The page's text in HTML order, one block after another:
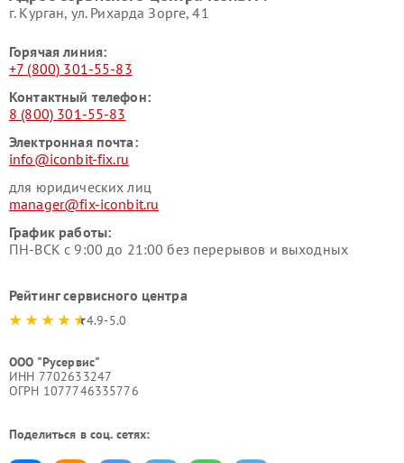
г. Курган, ул. Рихарда Зорге, 41
Горячая линия:
+7 (800) 301-55-83
Контактный телефон:
8 (800) 301-55-83
Электронная почта:
info@iconbit-fix.ru
для юридических лиц
manager@fix-iconbit.ru
График работы:
ПН-ВСК с 9:00 до 21:00 без перерывов и выходных
Рейтинг сервисного центра
4.9-5.0
ООО "Русервис"
ИНН 7702633247
ОГРН 1077746335776
Поделиться в соц. сетях: